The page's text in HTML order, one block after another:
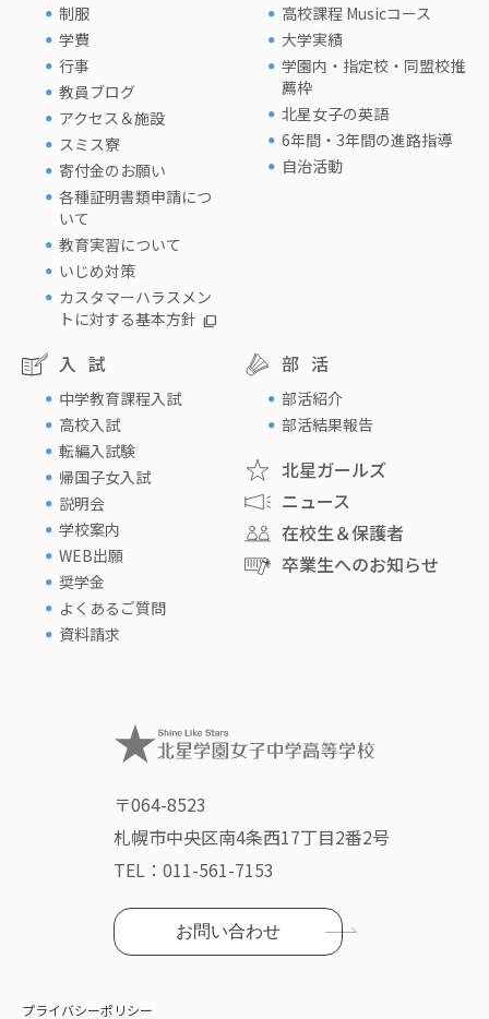
制服
学費
行事
教員ブログ
アクセス＆施設
スミス寮
寄付金のお願い
各種証明書類申請につ
いて
教育実習について
いじめ対策
カスタマーハラスメン
トに対する基本方針
高校課程 Musicコース
大学実績
学園内・指定校・同盟校推
薦枠
北星女子の英語
6年間・3年間の進路指導
自治活動
入試
中学教育課程入試
高校入試
転編入試験
帰国子女入試
説明会
学校案内
WEB出願
奨学金
よくあるご質問
資料請求
部活
部活紹介
部活結果報告
北星ガールズ
ニュース
在校生＆保護者
卒業生へのお知らせ
〒064-8523
札幌市中央区南4条西17丁目2番2号
TEL： 011-561-7153
お問い合わせ
プライバシーポリシー